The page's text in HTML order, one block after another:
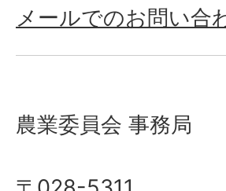
メールでのお問い合
農業委員会 事務局